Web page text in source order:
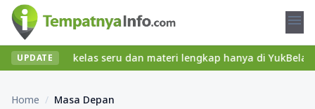
menu
UPDATEkelas seru dan materi lengkap hanya di
Home / Masa Depan